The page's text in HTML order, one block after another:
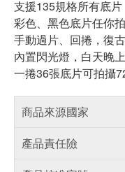
支援135規格所有底片
彩色、黑色底片任你拍
手動過片、回捲，復
內置閃光燈，白天晚
一捲36張底片可拍攝
商品來源國家
產品責任險